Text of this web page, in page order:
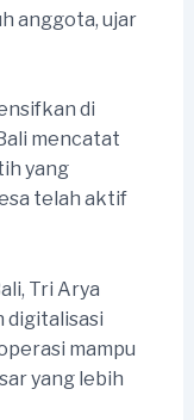
anggota, ujar
di
mencatat
yang
telah aktif
Tri Arya
digitalisasi
mampu
yang lebih